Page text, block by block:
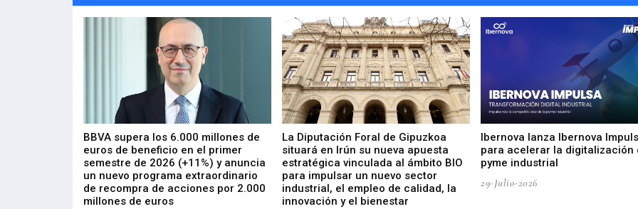
BBVA supera los 6.000 millones de
euros de beneficio en el primer
semestre de 2026 (+11%) y anuncia
un nuevo programa extraordinario
de recompra de acciones por 2.000
millones de euros
La Diputación Foral de Gipuzkoa
situará en Irún su nueva apuesta
estratégica vinculada al ámbito BIO
para impulsar un nuevo sector
industrial, el empleo de calidad, la
innovación y el bienestar
Ibernova lanza Ibernova
para acelerar la digitalización
pyme industrial
29-Julio-2026